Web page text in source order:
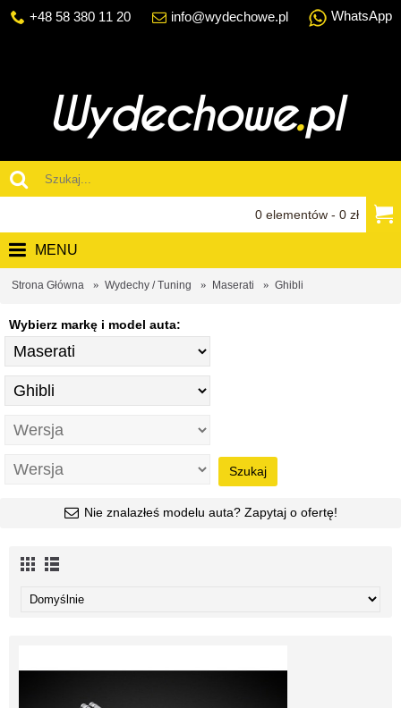
+48 58 380 11 20 info@wydechowe.pl WhatsApp
0 elementów - 0 zł
MENU
Strona Główna Wydechy / Tuning Maserati Ghibli
Wybierz markę i model auta:
Szukaj
Nie znalazłeś modelu auta? Zapytaj o ofertę!